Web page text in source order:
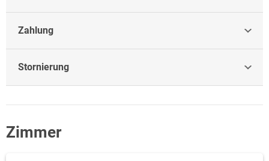
Zahlung
Stornierung
Zimmer